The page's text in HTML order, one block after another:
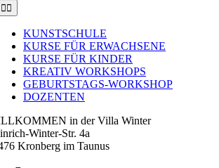
Toggle
Navigation
KUNSTSCHULE
KURSE FÜR ERWACHSENE
KURSE FÜR KINDER
KREATIV WORKSHOPS
GEBURTSTAGS-WORKSHOP
DOZENTEN
in der Villa Winter
Winter-Str. 4a
Kronberg im Taunus